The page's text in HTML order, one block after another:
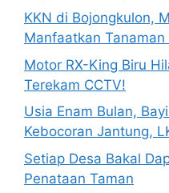
KKN di Bojongkulon,
Manfaatkan
Motor RX-King Biru
Terekam CCTV!
Usia Enam Bulan,
Kebocoran Jantung,
Setiap Desa Bakal
Penataan Taman